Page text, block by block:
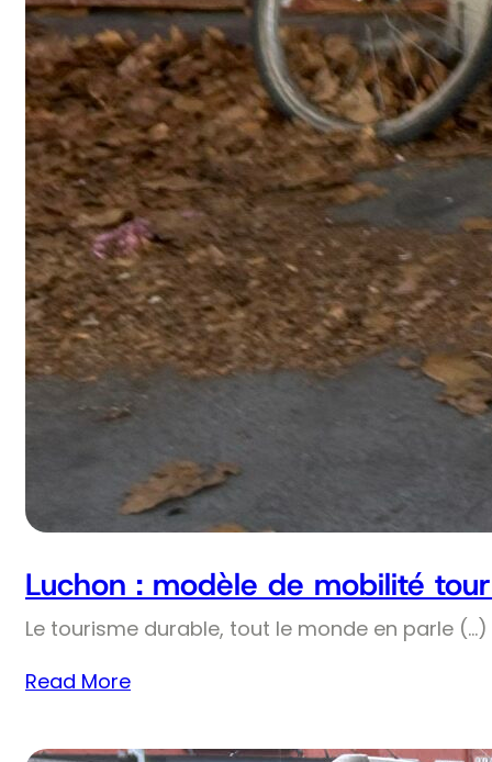
Luchon : modèle de mobilité
Le tourisme durable, tout le monde en parle
Read More